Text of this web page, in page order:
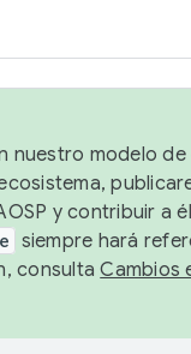
modelo
y contribuir a
siempre hará
consultaCambios